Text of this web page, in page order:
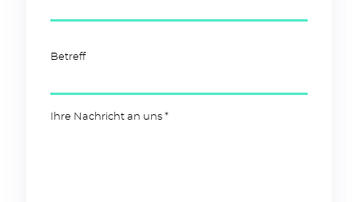
i
l
Betreff
Ihre Nachricht an uns *